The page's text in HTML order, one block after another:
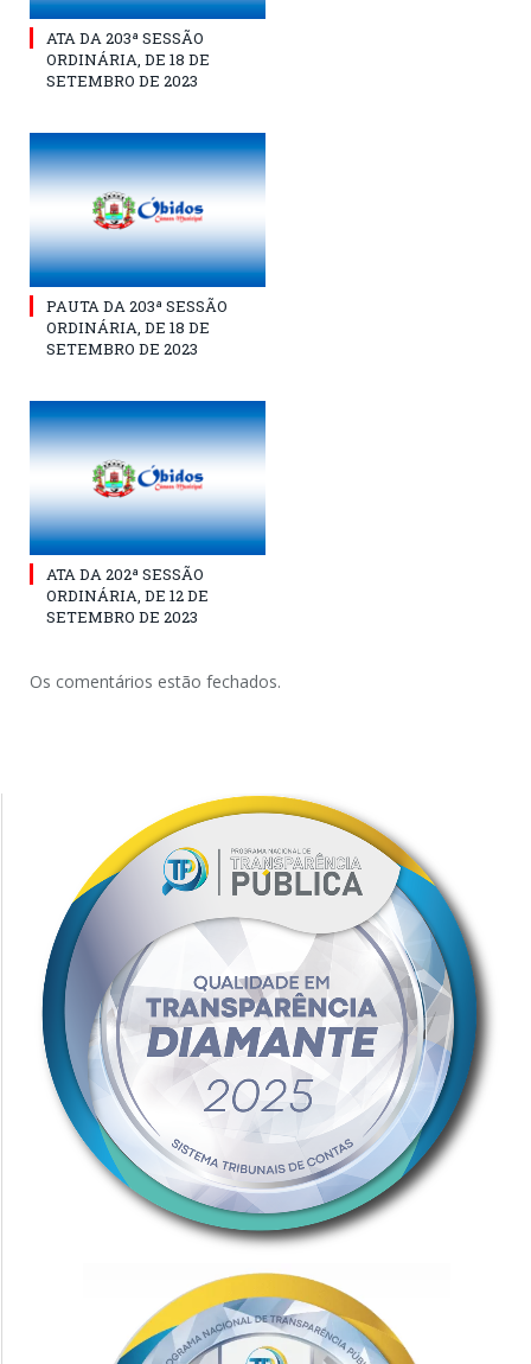
ATA DA 203ª SESSÃO
ORDINÁRIA, DE 18 DE
SETEMBRO DE 2023
PAUTA DA 203ª SESSÃO
ORDINÁRIA, DE 18 DE
SETEMBRO DE 2023
ATA DA 202ª SESSÃO
ORDINÁRIA, DE 12 DE
SETEMBRO DE 2023
Os comentários estão fechados.